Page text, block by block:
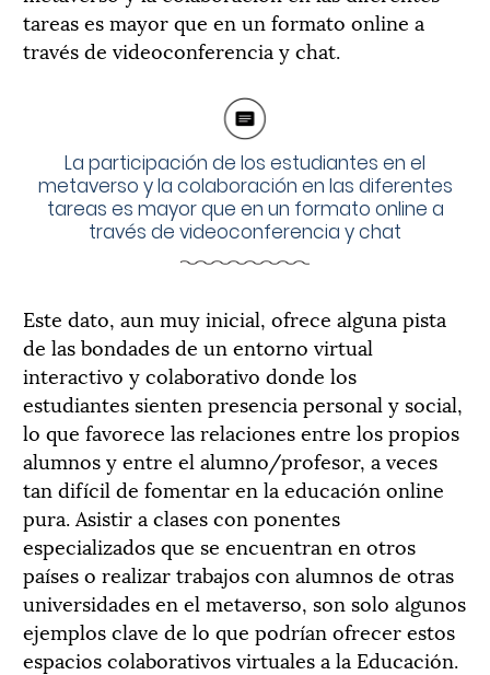
tareas es mayor que en un formato online a
través de videoconferencia y chat.
La participación de los estudiantes en el
metaverso y la colaboración en las diferentes
tareas es mayor que en un formato online a
través de videoconferencia y chat
Este dato, aun muy inicial, ofrece alguna pista
de las bondades de un entorno virtual
interactivo y colaborativo donde los
estudiantes sienten presencia personal y social,
lo que favorece las relaciones entre los propios
alumnos y entre el alumno/profesor, a veces
tan difícil de fomentar en la educación online
pura. Asistir a clases con ponentes
especializados que se encuentran en otros
países o realizar trabajos con alumnos de otras
universidades en el metaverso, son solo algunos
ejemplos clave de lo que podrían ofrecer estos
espacios colaborativos virtuales a la Educación.